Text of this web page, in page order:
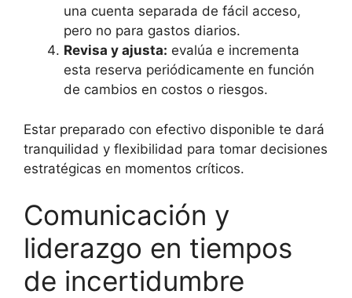
una cuenta separada de fácil acceso,
pero no para gastos diarios.
Revisa y ajusta: evalúa e incrementa
esta reserva periódicamente en función
de cambios en costos o riesgos.
Estar preparado con efectivo disponible te dará
tranquilidad y flexibilidad para tomar decisiones
estratégicas en momentos críticos.
Comunicación y
liderazgo en tiempos
de incertidumbre